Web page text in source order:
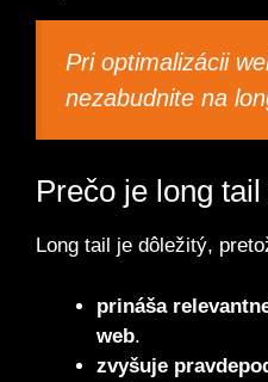
Pri optimalizácii
nezabudnite na
Prečo je long
Long tail je dôležitý,
prináša
web.
zvyšuje